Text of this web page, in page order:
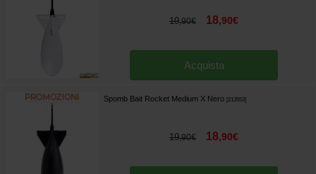
19,90€ 18,90€
Acquista
Spomb Bait Rocket Medium X Nero [213553]
19,90€ 18,90€